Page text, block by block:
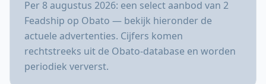
Per 8 augustus 2026: een select aanbod van 2
Feadship op Obato — bekijk hieronder de
actuele advertenties. Cijfers komen
rechtstreeks uit de Obato-database en worden
periodiek ververst.